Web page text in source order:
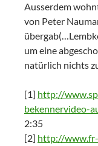
Ausserdem
von Peter
um eine
natürlich nichts
[1] http://
bekennervideo-
2:35
[2] http://